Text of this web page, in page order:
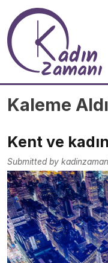
Skip to main content
Kaleme
Kent ve kadın
Submitted by